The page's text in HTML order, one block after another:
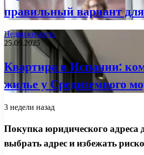
правильный вариант
Недвижимость
25.09.2025
Квартира в Испании:
жилье у Средиземного
3 недели назад
Покупка юридического
выбрать адрес и избежать